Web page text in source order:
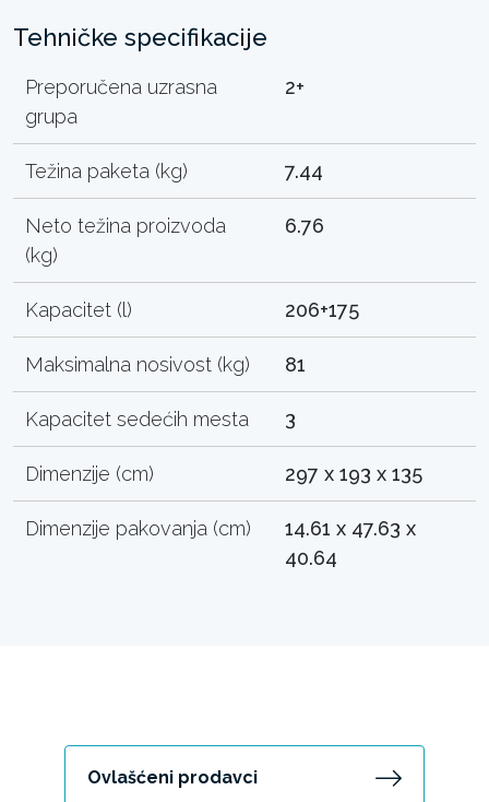
Tehničke specifikacije
Preporučena uzrasna
grupa
2+
Težina paketa (kg) 7.44
Neto težina proizvoda
(kg)
6.76
Kapacitet (l) 206+175
Maksimalna nosivost (kg) 81
Kapacitet sedećih mesta 3
Dimenzije (cm) 297 x 193 x 135
Dimenzije pakovanja (cm)
14.61 x 47.63 x
40.64
Ovlašćeni prodavci